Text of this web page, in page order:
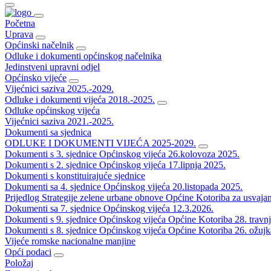
Početna
Uprava
Općinski načelnik
Odluke i dokumenti općinskog načelnika
Jedinstveni upravni odjel
Općinsko vijeće
Vijećnici saziva 2025.-2029.
Odluke i dokumenti vijeća 2018.-2025.
Odluke općinskog vijeća
Vijećnici saziva 2021.-2025.
Dokumenti sa sjednica
ODLUKE I DOKUMENTI VIJEĆA 2025-2029.
Dokumenti s 3. sjednice Općinskog vijeća 26.kolovoza 2025.
Dokumenti s 2. sjednice Općinskog vijeća 17.lipnja 2025.
Dokumenti s konstituirajuće sjednice
Dokumenti sa 4. sjednice Općinskog vijeća 20.listopada 2025.
Prijedlog Strategije zelene urbane obnove Općine Kotoriba za
Dokumenti sa 7. sjednice Općinskog vijeća 12.3.2026.
Dokumenti s 9. sjednice Općinskog vijeća Općine Kotoriba 28.
Dokumenti s 8. sjednice Općinskog vijeća Općine Kotoriba 26.
Vijeće romske nacionalne manjine
Opći podaci
Položaj